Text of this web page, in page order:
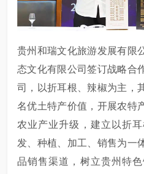
贵州和瑞文化旅游发展有限
态文化有限公司签订战略合
司，以折耳根、辣椒为主，
名优土特产价值，开展农特
农业产业升级，建立以折
发、种植、加工、销售为一
品销售渠道，树立贵州特